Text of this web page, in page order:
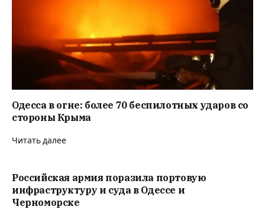
Одесса в огне: более 70 беспилотных ударов со
стороны Крыма
Читать далее
Российская армия поразила портовую
инфраструктуру и суда в Одессе и
Черноморске